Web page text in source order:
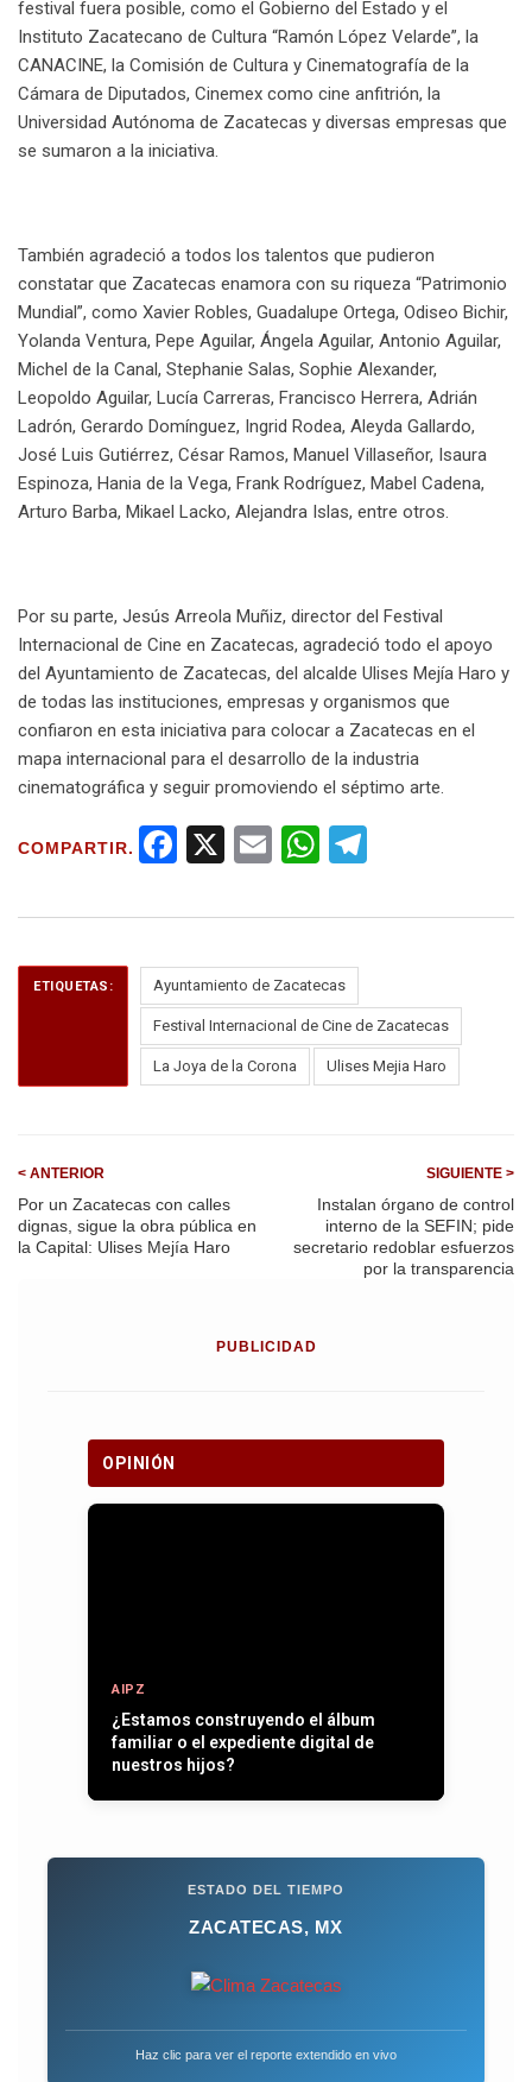
festival fuera posible, como el Gobierno del Estado y el
Instituto Zacatecano de Cultura “Ramón López Velarde”, la
CANACINE, la Comisión de Cultura y Cinematografía de la
Cámara de Diputados, Cinemex como cine anfitrión, la
Universidad Autónoma de Zacatecas y diversas empresas que
se sumaron a la iniciativa.
También agradeció a todos los talentos que pudieron
constatar que Zacatecas enamora con su riqueza “Patrimonio
Mundial”, como Xavier Robles, Guadalupe Ortega, Odiseo Bichir,
Yolanda Ventura, Pepe Aguilar, Ángela Aguilar, Antonio Aguilar,
Michel de la Canal, Stephanie Salas, Sophie Alexander,
Leopoldo Aguilar, Lucía Carreras, Francisco Herrera, Adrián
Ladrón, Gerardo Domínguez, Ingrid Rodea, Aleyda Gallardo,
José Luis Gutiérrez, César Ramos, Manuel Villaseñor, Isaura
Espinoza, Hania de la Vega, Frank Rodríguez, Mabel Cadena,
Arturo Barba, Mikael Lacko, Alejandra Islas, entre otros.
Por su parte, Jesús Arreola Muñiz, director del Festival
Internacional de Cine en Zacatecas, agradeció todo el apoyo
del Ayuntamiento de Zacatecas, del alcalde Ulises Mejía Haro y
de todas las instituciones, empresas y organismos que
confiaron en esta iniciativa para colocar a Zacatecas en el
mapa internacional para el desarrollo de la industria
cinematográfica y seguir promoviendo el séptimo arte.
COMPARTIR.
F
ce
b
o
o
k
X
E
ail
W
at
s
A
p
p
e
a
m
ETIQUETAS: Ayuntamiento de Zacatecas
Festival Internacional de Cine de Zacatecas
La Joya de la Corona Ulises Mejia Haro
< ANTERIOR
Por un Zacatecas con calles
dignas, sigue la obra pública en
la Capital: Ulises Mejía Haro
SIGUIENTE >
Instalan órgano de control
interno de la SEFIN; pide
secretario redoblar esfuerzos
por la transparencia
PUBLICIDAD
OPINIÓN
AIPZ
¿Estamos construyendo el álbum
familiar o el expediente digital de
nuestros hijos?
ESTADO DEL TIEMPO
ZACATECAS, MX
Haz clic para ver el reporte extendido en vivo